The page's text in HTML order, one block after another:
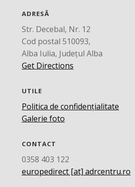
ADRESĂ
Str. Decebal, Nr. 12
Cod postal 510093,
Alba Iulia, Județul Alba
Get Directions
UTILE
Politica de confidențialitate
Galerie foto
CONTACT
0358 403 122
europedirect [at] adrcentru.ro